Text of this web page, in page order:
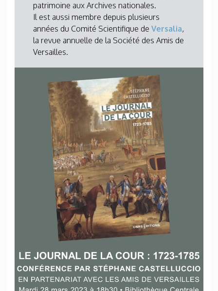
patrimoine aux Archives nationales.
Il est aussi membre depuis plusieurs
années du Comité Scientifique de Versalia,
la revue annuelle de la Société des Amis de
Versailles.